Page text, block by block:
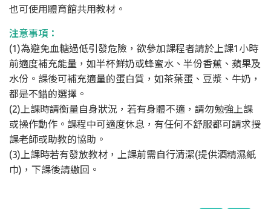
也可使用體育館共用教材。
注意事項：
(1)為避免血糖過低引發危險，欲參加課程者請於上課1小時
前適度補充能量，如半杯鮮奶或蜂蜜水、半份香蕉、蘋果及
水份。課後可補充適量的蛋白質，如茶葉蛋、豆漿、牛奶，
都是不錯的選擇。
(2)上課時請衡量自身狀況，若有身體不適，請勿勉強上課
或操作動作。課程中可適度休息，有任何不舒服都可請求授
課老師或助教的協助。
(3)上課時若有發放教材，上課前需自行清潔(提供酒精濕紙
巾)，下課後請繳回。